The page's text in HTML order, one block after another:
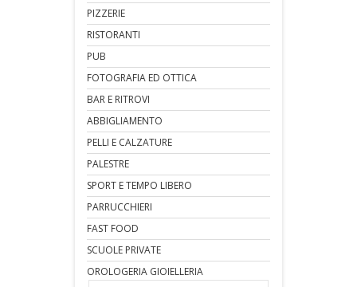
PIZZERIE
RISTORANTI
PUB
FOTOGRAFIA ED OTTICA
BAR E RITROVI
ABBIGLIAMENTO
PELLI E CALZATURE
PALESTRE
SPORT E TEMPO LIBERO
PARRUCCHIERI
FAST FOOD
SCUOLE PRIVATE
OROLOGERIA GIOIELLERIA